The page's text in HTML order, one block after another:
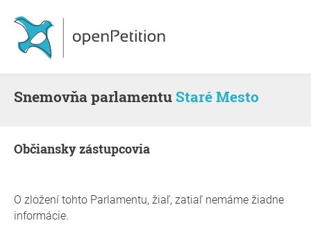
snemovňa parlamentu Staré Mesto
občiansky zástupcovia
O zložení tohto Parlamentu, žiaľ, zatiaľ nemáme žiadne
informácie.